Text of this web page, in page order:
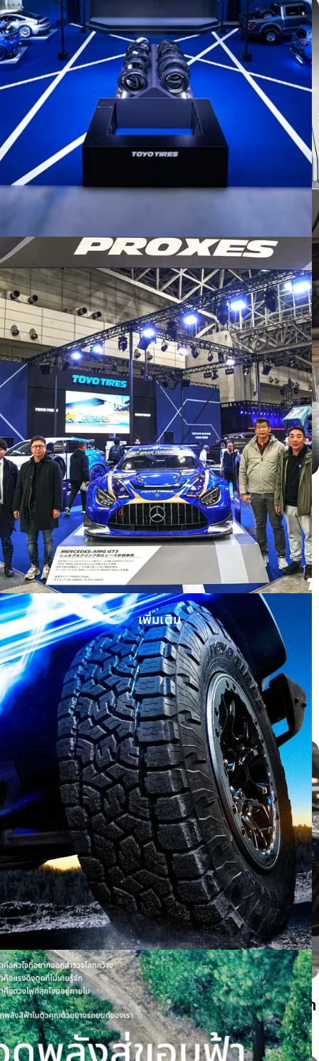
Honda HRV ติดตั้ง OPEN COUNTRY H/T
II WHITE LETTER
เพิ่มเติม
บทความ
ยางรถยนต์มีเสียงหอนเกิดจากอะไร? แยกเสียงจาก
ยาง ล้อ และลูกปืนให้เป็น